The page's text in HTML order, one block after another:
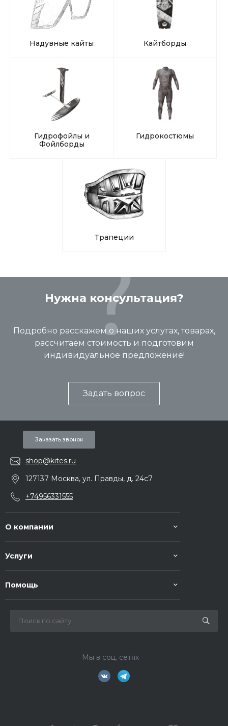
Надувные кайты Кайтборды
Гидрофойлы и
Фойлборды
Гидрокостюмы
Трапеции
Нужна консультация?
Подробно расскажем о наших услугах, товарах,
рассчитаем стоимость и подготовим
индивидуальное предложение!
Задать вопрос
Заказать звонок
shop@kites.ru
127137 Москва, ул. Правды, д. 24с7
+74956331555
О компании
Услуги
Помощь
Мы в соц. сетях